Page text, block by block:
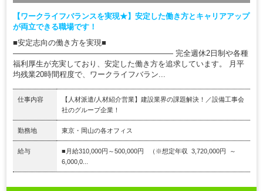
【ワークライフバランスを実現★】安定した働き方とキャリアアップ
が両立できる職場です！
■安定志向の働き方を実現■
――――――――――――――――――――― 完全週休2日制や各種
福利厚生が充実しており、安定した働き方を追求しています。 月平
均残業20時間程度で、ワークライフバラン...
仕事内容
【人材派遣/人材紹介営業】建設業界の課題解決！／設備工事会
社のグループ企業！
勤務地 東京・岡山の各オフィス
給与
■月給310,000円～500,000円 （※想定年収 3,720,000円 ～
6,000,0...